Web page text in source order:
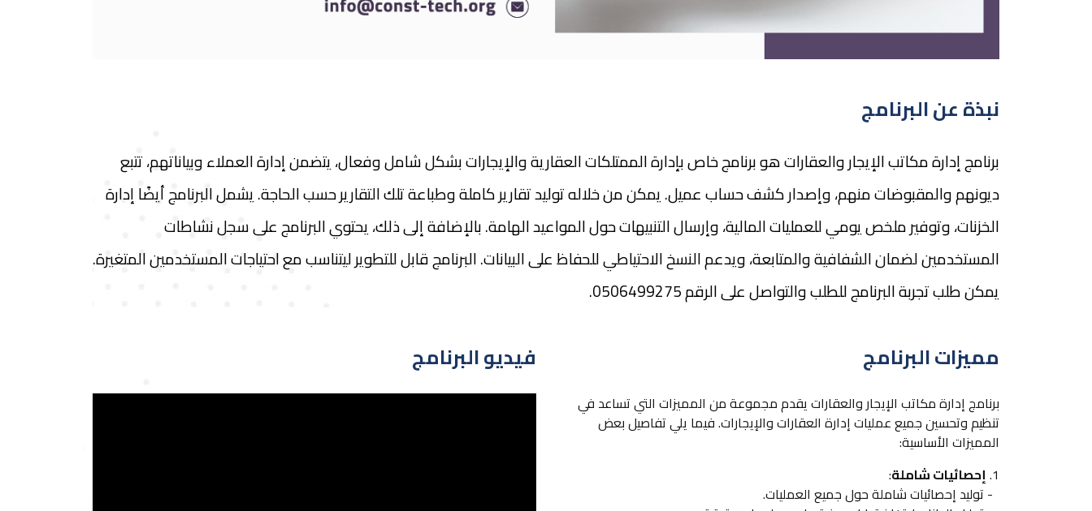
نبذة عن البرنامج
برنامج إدارة مكاتب الإيجار والعقارات هو برنامج خاص بإدارة الممتلكات العقارية والإيجارات بشكل شامل وفعال، يتضمن إدارة العملاء وبياناتهم، تتبع
ديونهم والمقبوضات منهم، وإصدار كشف حساب عميل. يمكن من خلاله توليد تقارير كاملة وطباعة تلك التقارير حسب الحاجة. يشمل البرنامج أيضًا إدارة
الخزنات، وتوفير ملخص يومي للعمليات المالية، وإرسال التنبيهات حول المواعيد الهامة. بالإضافة إلى ذلك، يحتوي البرنامج على سجل نشاطات
المستخدمين لضمان الشفافية والمتابعة، ويدعم النسخ الاحتياطي للحفاظ على البيانات. البرنامج قابل للتطوير ليتناسب مع احتياجات المستخدمين المتغيرة.
يمكن طلب تجربة البرنامج للطلب والتواصل على الرقم 0506499275.
مميزات البرنامج
برنامج إدارة مكاتب الإيجار والعقارات يقدم مجموعة من المميزات التي تساعد في
تنظيم وتحسين جميع عمليات إدارة العقارات والإيجارات. فيما يلي تفاصيل بعض
المميزات الأساسية:
1. إحصائيات شاملة:
- توليد إحصائيات شاملة حول جميع العمليات.
فيديو البرنامج